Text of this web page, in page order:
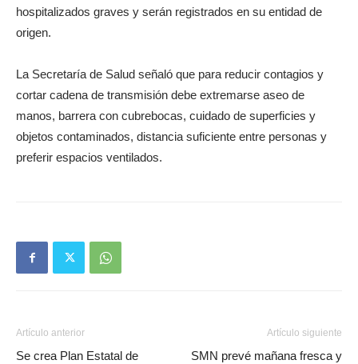
hospitalizados graves y serán registrados en su entidad de
origen.
La Secretaría de Salud señaló que para reducir contagios y
cortar cadena de transmisión debe extremarse aseo de
manos, barrera con cubrebocas, cuidado de superficies y
objetos contaminados, distancia suficiente entre personas y
preferir espacios ventilados.
Artículo anterior
Se crea Plan Estatal de
Artículo siguiente
SMN prevé mañana fresca y